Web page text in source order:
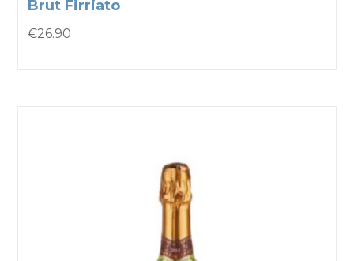
Brut Firriato
€26.90